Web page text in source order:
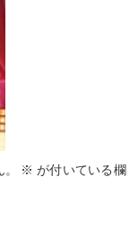
※ が付いている欄